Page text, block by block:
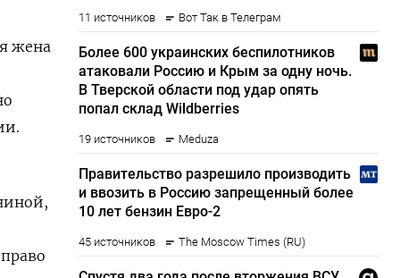
жена